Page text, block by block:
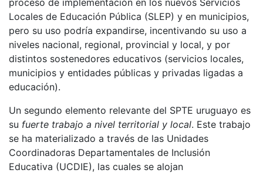
Locales de Educación Pública (SLEP) y en municipios,
pero su uso podría expandirse, incentivando su uso a
niveles nacional, regional, provincial y local, y por
distintos sostenedores educativos (servicios locales,
municipios y entidades públicas y privadas ligadas a
educación).
Un segundo elemento relevante del SPTE uruguayo es
su fuerte trabajo a nivel territorial y local. Este trabajo
se ha materializado a través de las Unidades
Coordinadoras Departamentales de Inclusión
Educativa (UCDIE), las cuales se alojan